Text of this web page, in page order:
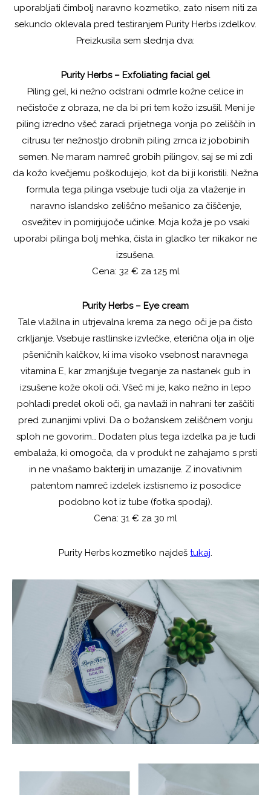
uporabljati čimbolj naravno kozmetiko, zato nisem niti za
sekundo oklevala pred testiranjem Purity Herbs izdelkov.
Preizkusila sem slednja dva:
Purity Herbs – Exfoliating facial gel
Piling gel, ki nežno odstrani odmrle kožne celice in
nečistoče z obraza, ne da bi pri tem kožo izsušil. Meni je
piling izredno všeč zaradi prijetnega vonja po zeliščih in
citrusu ter nežnostjo drobnih piling zrnca iz jobobinih
semen. Ne maram namreč grobih pilingov, saj se mi zdi
da kožo kvečjemu poškodujejo, kot da bi ji koristili. Nežna
formula tega pilinga vsebuje tudi olja za vlaženje in
naravno islandsko zeliščno mešanico za čiščenje,
osvežitev in pomirjujoče učinke. Moja koža je po vsaki
uporabi pilinga bolj mehka, čista in gladko ter nikakor ne
izsušena.
Cena: 32 € za 125 ml
Purity Herbs – Eye cream
Tale vlažilna in utrjevalna krema za nego oči je pa čisto
crkljanje. Vsebuje rastlinske izvlečke, eterična olja in olje
pšeničnih kalčkov, ki ima visoko vsebnost naravnega
vitamina E, kar zmanjšuje tveganje za nastanek gub in
izsušene kože okoli oči. Všeč mi je, kako nežno in lepo
pohladi predel okoli oči, ga navlaži in nahrani ter zaščiti
pred zunanjimi vplivi. Da o božanskem zeliščnem vonju
sploh ne govorim… Dodaten plus tega izdelka pa je tudi
embalaža, ki omogoča, da v produkt ne zahajamo s prsti
in ne vnašamo bakterij in umazanije. Z inovativnim
patentom namreč izdelek izstisnemo iz posodice
podobno kot iz tube (fotka spodaj).
Cena: 31 € za 30 ml
Purity Herbs kozmetiko najdeš tukaj.